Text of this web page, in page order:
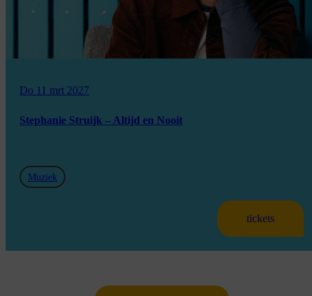
Do 11 mrt 2027
Stephanie Struijk – Altijd en Nooit
Muziek
tickets